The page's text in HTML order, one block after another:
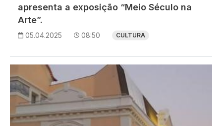
apresenta a exposição “Meio Século na
Arte”.
05.04.2025 08:50 CULTURA